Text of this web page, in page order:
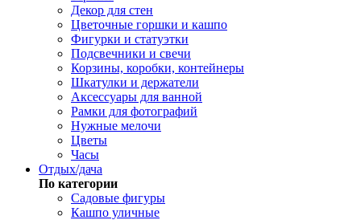
Декор для стен
Цветочные горшки и кашпо
Фигурки и статуэтки
Подсвечники и свечи
Корзины, коробки, контейнеры
Шкатулки и держатели
Аксессуары для ванной
Рамки для фотографий
Нужные мелочи
Цветы
Часы
Отдых/дача
По категории
Садовые фигуры
Кашпо уличные